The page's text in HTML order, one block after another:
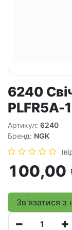
6240
PLFR5A-
Артикул: 6240
Бренд: NGK
100,00
Зв'язатися з